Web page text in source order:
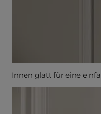
Innen glatt für eine